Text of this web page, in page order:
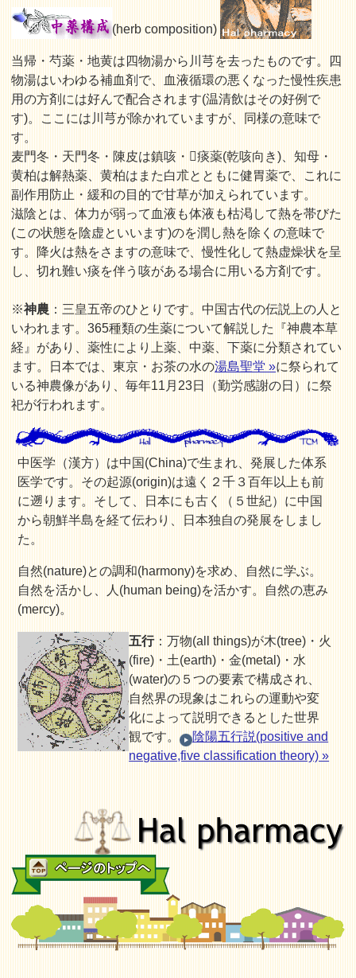
(herb composition)
当帰・芍薬・地黄は四物湯から川芎を去ったものです。四
物湯はいわゆる補血剤で、血液循環の悪くなった慢性疾患
用の方剤には好んで配合されます(温清飲はその好例で
す)。ここには川芎が除かれていますが、同様の意味で
す。
麦門冬・天門冬・陳皮は鎮咳・𱁧痰薬(乾咳向き)、知母・
黄柏は解熱薬、黄柏はまた白朮とともに健胃薬で、これに
副作用防止・緩和の目的で甘草が加えられています。
滋陰とは、体力が弱って血液も体液も枯渇して熱を帯びた
(この状態を陰虚といいます)のを潤し熱を除くの意味で
す。降火は熱をさますの意味で、慢性化して熱虚燥状を呈
し、切れ難い痰を伴う咳がある場合に用いる方剤です。
※神農 ：三皇五帝のひとりです。中国古代の伝説上の人と
いわれます。365種類の生薬について解説した『神農本草
経』があり、薬性により上薬、中薬、下薬に分類されてい
ます。日本では、東京・お茶の水の湯島聖堂 »に祭られて
いる神農像があり、毎年11月23日（勤労感謝の日）に祭
祀が行われます。
中医学（漢方）は中国(China)で生まれ、発展した体系
医学です。その起源(origin)は遠く２千３百年以上も前
に遡ります。そして、日本にも古く（５世紀）に中国
から朝鮮半島を経て伝わり、日本独自の発展をしまし
た。
自然(nature)との調和(harmony)を求め、自然に学ぶ。
自然を活かし、人(human being)を活かす。自然の恵み
(mercy)。
五行：万物(all things)が木(tree)・火
(fire)・土(earth)・金(metal)・水
(water)の５つの要素で構成され、
自然界の現象はこれらの運動や変
化によって説明できるとした世界
観です。
陰陽五行説(positive and
negative,five classification theory) »